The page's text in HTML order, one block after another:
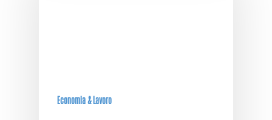
Economia & Lavoro